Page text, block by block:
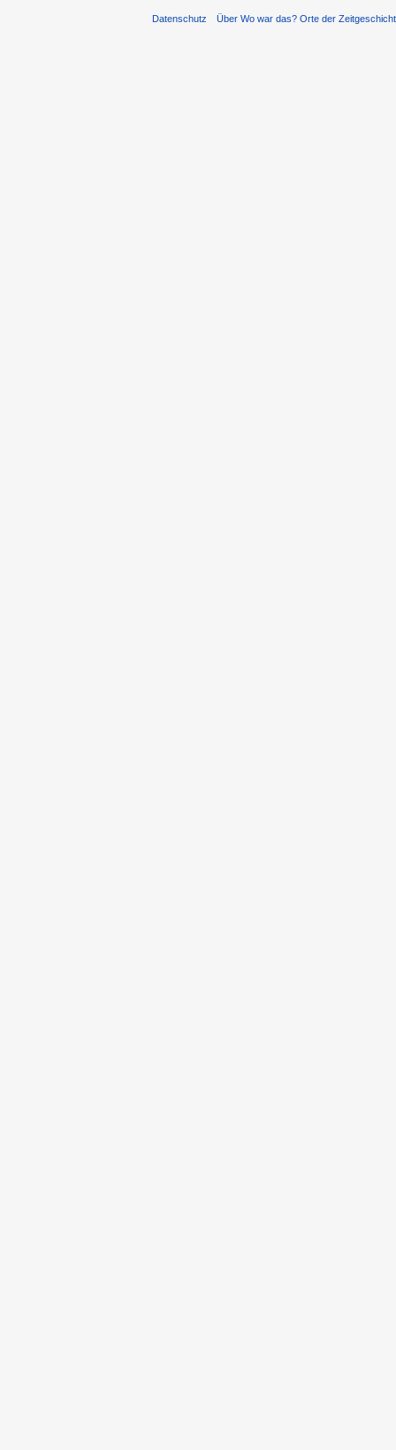
Datenschutz Über Wo war das? Orte der